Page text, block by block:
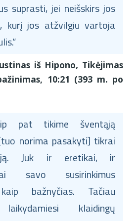
suprasti, jei neišskirs jos
kurį jos atžvilgiu vartoja
iš Hipono, Tikėjimas
10:21 (393 m. po
pat tikime šventąją
norima pasakyti] tikrai
Juk ir eretikai, ir
savo susirinkimus
bažnyčias. Tačiau
klaidingų